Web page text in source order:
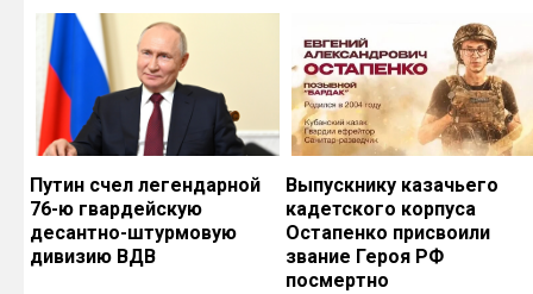
Путин счел легендарной
76-ю гвардейскую
десантно-штурмовую
дивизию ВДВ
Выпускнику казачьего
кадетского корпуса
Остапенко присвоили
звание Героя РФ
посмертно